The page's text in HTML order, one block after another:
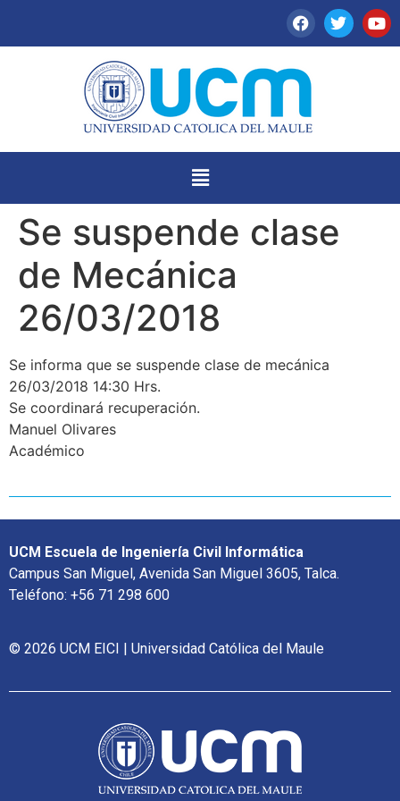
Se suspende clase
de Mecánica
26/03/2018
Se informa que se suspende clase de mecánica
26/03/2018 14:30 Hrs.
Se coordinará recuperación.
Manuel Olivares
Académico
UCM Escuela de Ingeniería Civil Informática
Campus San Miguel, Avenida San Miguel 3605, Talca.
Teléfono: +56 71 298 600
© 2026 UCM EICI | Universidad Católica del Maule